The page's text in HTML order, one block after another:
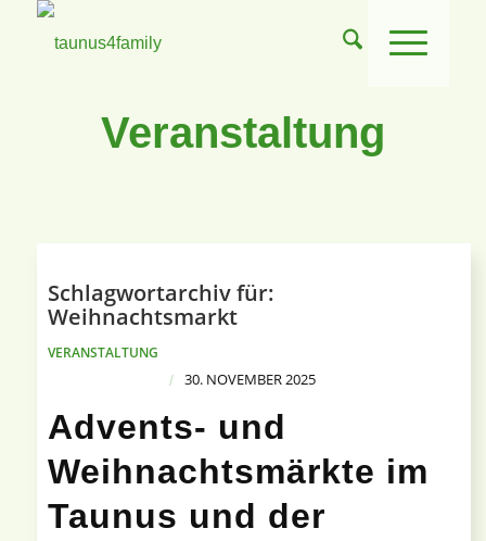
Veranstaltung
Schlagwortarchiv für:
Weihnachtsmarkt
VERANSTALTUNG
/ 30. NOVEMBER 2025
Advents- und
Weihnachtsmärkte im
Taunus und der